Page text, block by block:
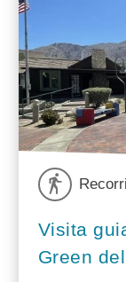
Visita
Green